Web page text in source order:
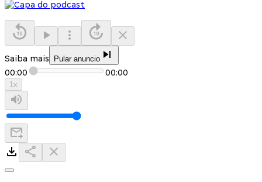
Saiba mais Pular anuncio
00:00 00:00
1x